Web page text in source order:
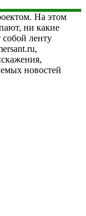
На этом
ни какие
собой ленту
новостей